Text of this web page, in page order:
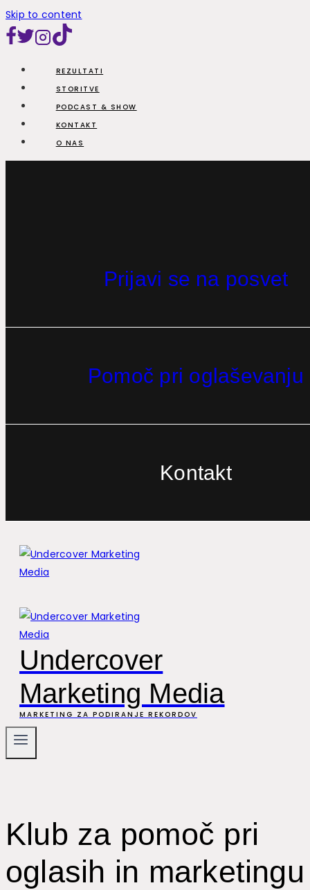
Skip to content
REZULTATI
STORITVE
PODCAST & SHOW
KONTAKT
O NAS
Prijavi se na posvet
Pomoč pri oglaševanju
Kontakt
Undercover
Marketing Media
MARKETING ZA PODIRANJE REKORDOV
Klub za pomoč pri
oglasih in marketingu